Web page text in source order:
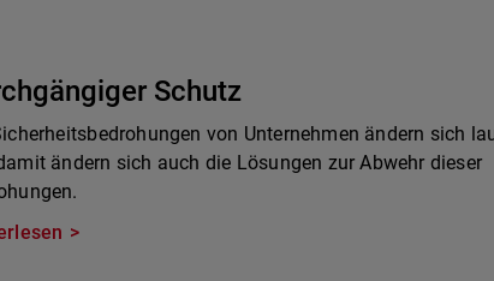
Schutz
von Unternehmen ändern sich
ändern sich auch die Lösungen zur Abwehr dieser